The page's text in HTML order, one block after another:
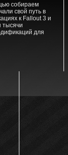
собираем
свой путь в
к Fallout 3 и
тысячи
для